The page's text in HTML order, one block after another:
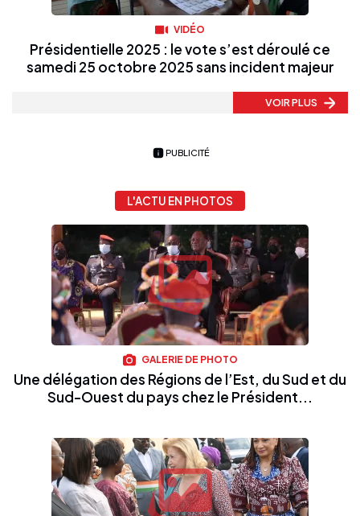
VIDÉO
Présidentielle 2025 : le vote s’est déroulé ce
samedi 25 octobre 2025 sans incident majeur
VOIR PLUS
PUBLICITÉ
L'ACTU EN PHOTOS
GALERIE DE PHOTO
Une délégation des Régions de l’Est, du Sud et du
Sud-Ouest du pays chez le Président...